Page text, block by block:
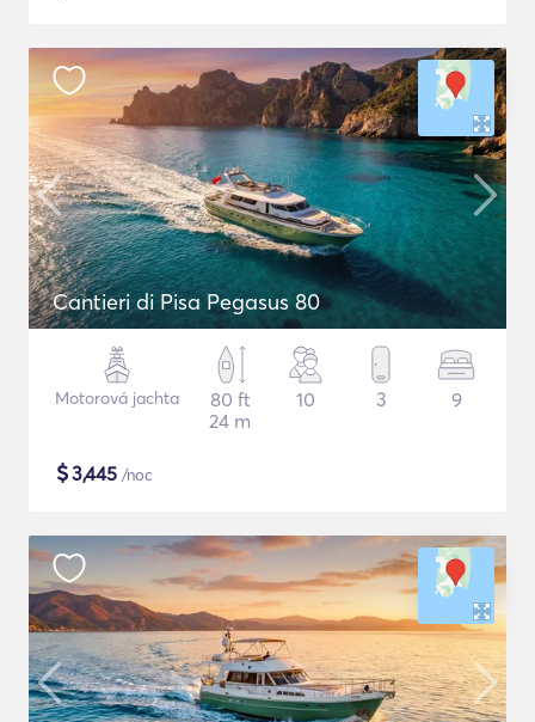
Cantieri di Pisa Pegasus 80
Motorová jachta
80 ft
24 m
10 3 9
$3,445 /noc